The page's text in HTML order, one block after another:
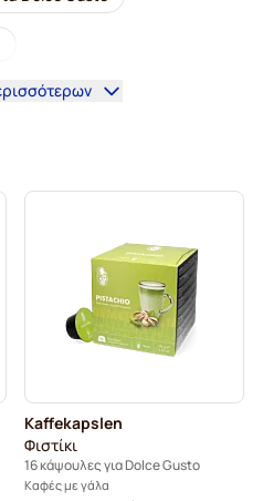
Gusto
Dolce Gusto
Dolce Gusto
Dolce Gusto
Gusto για Dolce Gusto®
Gusto
Kaffekapslen
Φιστίκι
16 κάψουλες για Dolce Gusto
Καφές με γάλα